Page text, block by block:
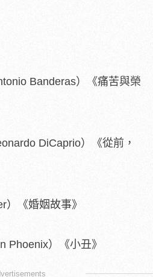
Banderas）《痛苦與榮
DiCaprio）《從前，
《婚姻故事》
Phoenix）《小丑》